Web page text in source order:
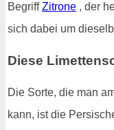
BegriffZitrone , der
sich dabei um
Diese
Die Sorte, die man
kann, ist die